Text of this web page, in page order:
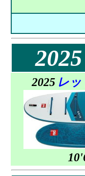
2025
2025 レ